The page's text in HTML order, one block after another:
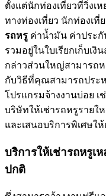
ตั้งแต่นักท่องเที่ยวที่วิ่งเ
ทางท่องเที่ยว นักท่องเที่
รถหรู ค่าน้ำมัน ค่าประกั
รวมอยู่ในใบเรียกเก็บเ
กล่าวส่วนใหญ่สามารถห
กับวิธีที่คุณสามารถประ
โปรแกรมจ้างงานบ่อย เ
บริษัทให้เช่ารถหรูรายใ
และเสนอบริการพิเศษใ
บริการให้เช่ารถหรูเ
ปกติ